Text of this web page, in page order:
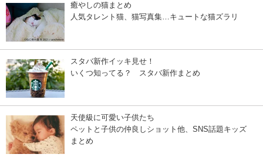
癒やしの猫まとめ
人気タレント猫、猫写真集…キュートな猫ズラリ
スタバ新作イッキ見せ！
いくつ知ってる？ スタバ新作まとめ
天使級に可愛い子供たち
ペットと子供の仲良しショット他、SNS話題キッズ
まとめ